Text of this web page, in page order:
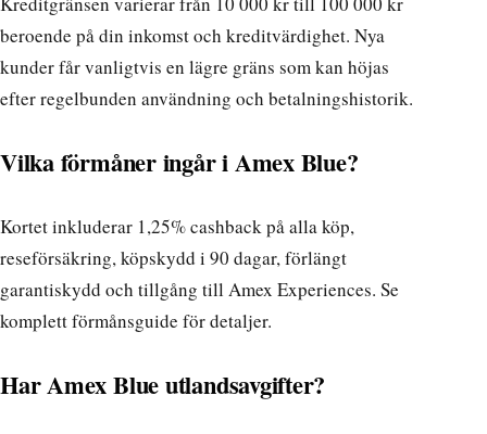
beroende på din inkomst och kreditvärdighet. Nya
kunder får vanligtvis en lägre gräns som kan höjas
efter regelbunden användning och betalningshistorik.
Vilka förmåner ingår i Amex Blue?
Kortet inkluderar 1,25% cashback på alla köp,
reseförsäkring, köpskydd i 90 dagar, förlängt
garantiskydd och tillgång till Amex Experiences. Se
komplett förmånsguide för detaljer.
Har Amex Blue utlandsavgifter?